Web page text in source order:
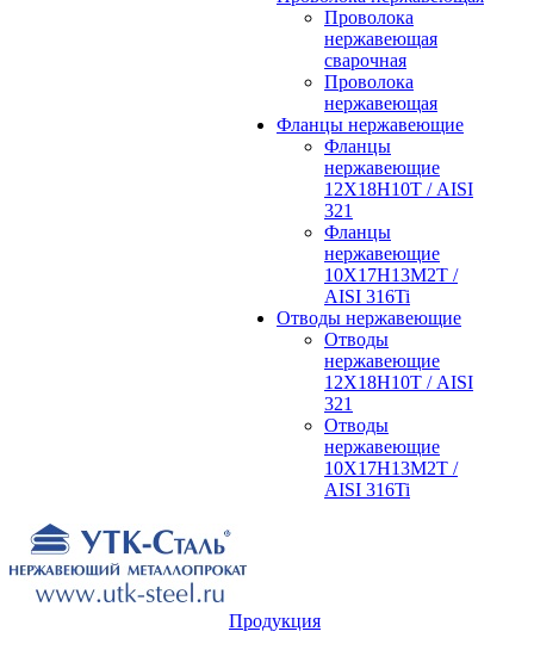
Проволока
нержавеющая
сварочная
Проволока
нержавеющая
Фланцы нержавеющие
Фланцы
нержавеющие
12Х18Н10Т / AISI
321
Фланцы
нержавеющие
10Х17Н13М2Т /
AISI 316Ti
Отводы нержавеющие
Отводы
нержавеющие
12Х18Н10Т / AISI
321
Отводы
нержавеющие
10Х17Н13М2Т /
AISI 316Ti
Продукция